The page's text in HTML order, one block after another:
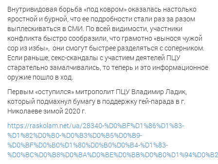
Внутривидовая борьба «под ковром» оказалась настолько
яростной и бурной, что ее подробности стали раз за разом
выплескиваться в СМИ. По всей видимости, участники
конфликта быстро сообразили, что грамотно «вынося чужой
сор из избы», они смогут быстрее разделяться с соперником.
Если раньше, секс-скандалы с участием деятелей ПЦУ
старательно замалчивались, то теперь и это информационное
оружие пошло в ход.
Первым «оступился» митрополит ПЦУ Владимир Ладик,
который подмахнул бумагу в поддержку гей-парада в г.
Николаеве зимой 2020 г.
https://raskolam.net/ua/28340-%D0%BF%D1%86%D1%83-
%D1%82%D0%B0-%D0%B3%D0%B5%D0%B9-
%D0%BF%D0%B0%D1%80%D0%B0%D0%B4-%D1%83-